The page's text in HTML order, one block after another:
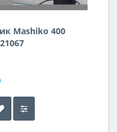
Mashiko 400